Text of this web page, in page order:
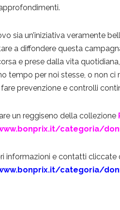
sia un’iniziativa veramente
a diffondere questa
e prese dalla vita
tempo per noi stesse, o non
prevenzione e controlli
un reggiseno della collezione
categoria/
informazioni e contatti cliccate
categoria/